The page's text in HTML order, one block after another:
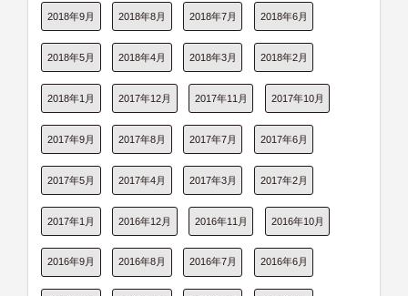
2018年9月 2018年8月 2018年7月 2018年6月
2018年5月 2018年4月 2018年3月 2018年2月
2018年1月 2017年12月 2017年11月 2017年10月
2017年9月 2017年8月 2017年7月 2017年6月
2017年5月 2017年4月 2017年3月 2017年2月
2017年1月 2016年12月 2016年11月 2016年10月
2016年9月 2016年8月 2016年7月 2016年6月